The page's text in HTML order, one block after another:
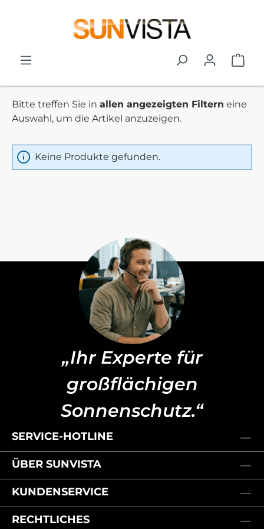
Bitte treffen Sie in allen angezeigten Filtern eine
Auswahl, um die Artikel anzuzeigen.
Keine Produkte gefunden.
„Ihr Experte für
großflächigen
Sonnenschutz.“
SERVICE-HOTLINE
ÜBER SUNVISTA
KUNDENSERVICE
RECHTLICHES